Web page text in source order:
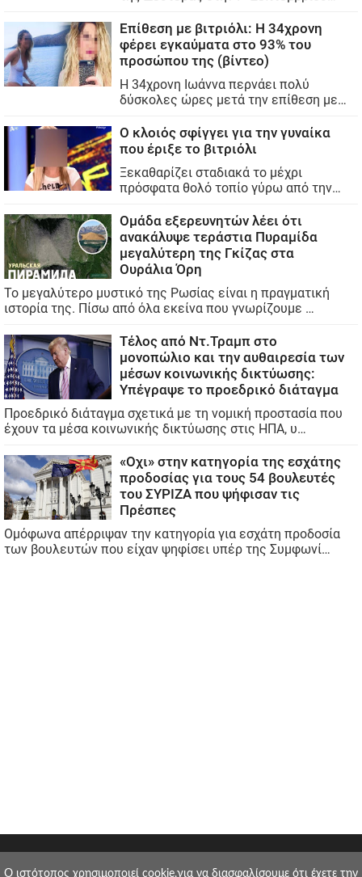
O ιστότοπος χρησιμοποιεί cookie,για να διασφαλίσουμε ότι έχετε την